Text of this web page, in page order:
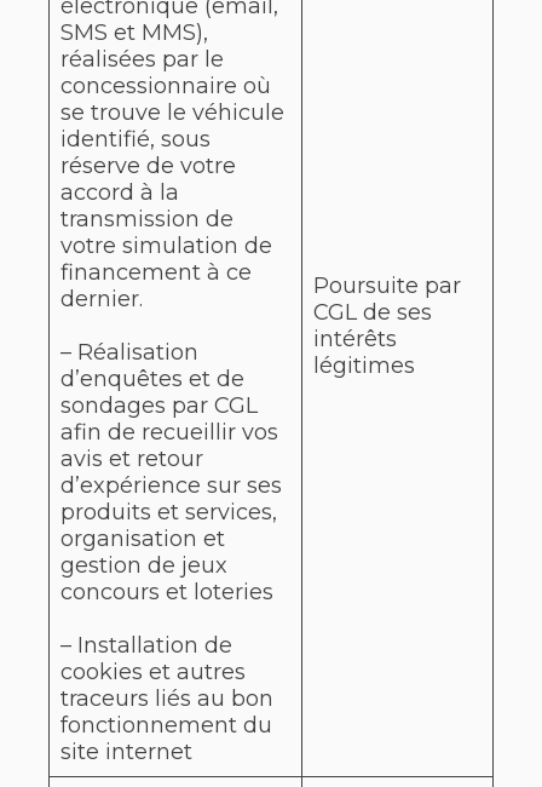
électronique (email,
SMS et MMS),
réalisées par le
concessionnaire où
se trouve le véhicule
identifié, sous
réserve de votre
accord à la
transmission de
votre simulation de
financement à ce
dernier.
– Réalisation
d’enquêtes et de
sondages par CGL
afin de recueillir vos
avis et retour
d’expérience sur ses
produits et services,
organisation et
gestion de jeux
concours et loteries
– Installation de
cookies et autres
traceurs liés au bon
fonctionnement du
site internet
Poursuite par
CGL de ses
intérêts
légitimes